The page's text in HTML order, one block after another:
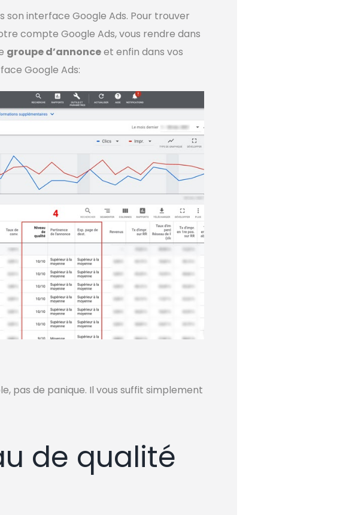
son interface Google Ads. Pour trouver
compte Google Ads, vous rendre dans
groupe d’annonceet enfin dans vos
Google Ads:
pas de panique. Il vous suffit simplement
de qualité